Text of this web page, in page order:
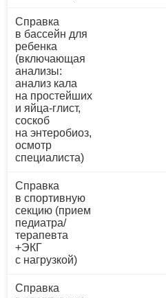
Справка
в бассейн для
ребенка
(включающая
анализы:
анализ кала
на простейших
и яйца-глист,
соскоб
на энтеробиоз,
осмотр
специалиста)
Справка
в спортивную
секцию (прием
педиатра/
терапевта
+ЭКГ
с нагрузкой)
Справка